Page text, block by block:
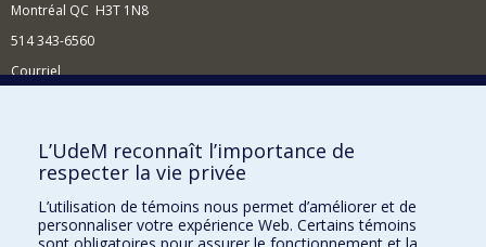
Montréal QC H3T 1N8
514 343-6560
Courriel
Comment soutenir le Département?
BESOIN D'AIDE?
Plan du site
Signaler une erreur
L’UdeM reconnaît l’importance de
respecter la vie privée
L’utilisation de témoins nous permet d’améliorer et de
personnaliser votre expérience Web. Certains témoins
sont obligatoires pour assurer le fonctionnement et la